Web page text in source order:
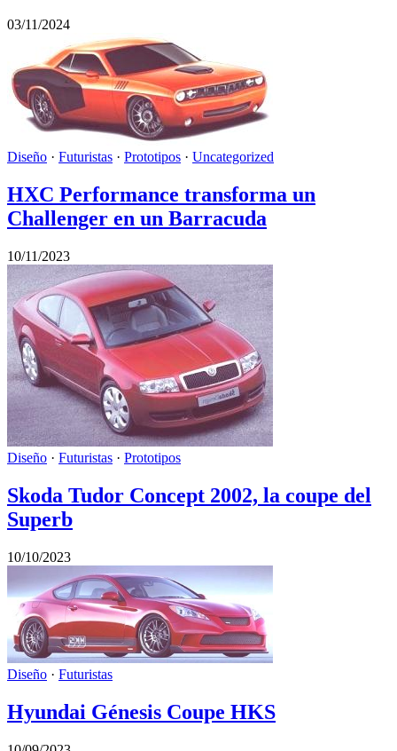
03/11/2024
Diseño · Futuristas · Prototipos · Uncategorized
HXC Performance transforma un
Challenger en un Barracuda
10/11/2023
Diseño · Futuristas · Prototipos
Skoda Tudor Concept 2002, la coupe del
Superb
10/10/2023
Diseño · Futuristas
Hyundai Génesis Coupe HKS